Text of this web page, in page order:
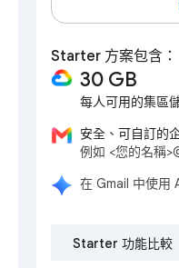
Starter 方案包含：
30 GB
每人可用的集區
安全、可自訂的
例如 <您的名稱
在 Gmail 中使用
Starter 功能比較